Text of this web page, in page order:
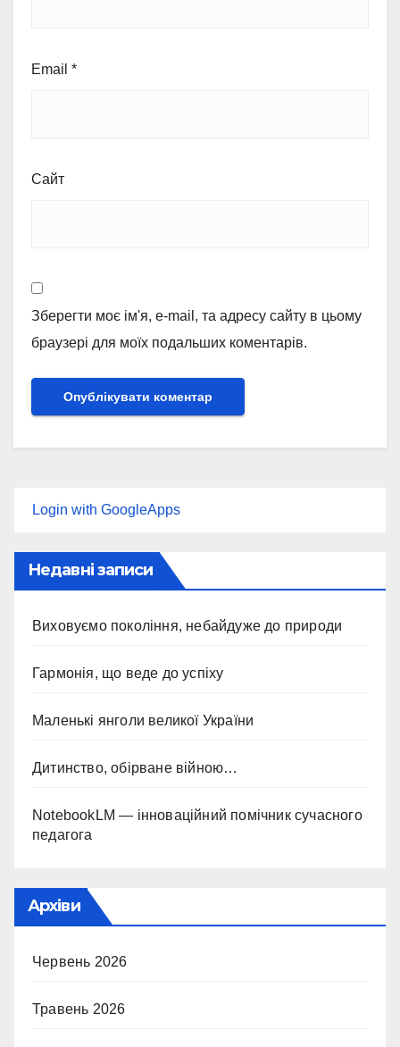
Email *
Сайт
Зберегти моє ім'я, e-mail, та адресу сайту в цьому
браузері для моїх подальших коментарів.
Login with GoogleApps
Недавні записи
Виховуємо покоління, небайдуже до природи
Гармонія, що веде до успіху
Маленькі янголи великої України
Дитинство, обірване війною…
NotebookLM — інноваційний помічник сучасного
педагога
Архіви
Червень 2026
Травень 2026